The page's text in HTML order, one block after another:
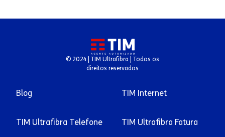
© 2024 | TIM Ultrafibra | Todos os
direitos reservados
Blog TIM Internet
TIM Ultrafibra Telefone TIM Ultrafibra Fatura